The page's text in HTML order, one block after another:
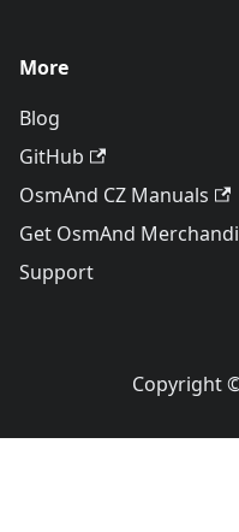
More
Blog
GitHub
OsmAnd CZ Manuals
Get OsmAnd
Support
Copyright